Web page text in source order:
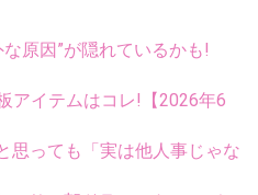
原因”が隠れているかも!
アイテムはコレ!【2026年6
思っても「実は他人事じゃな